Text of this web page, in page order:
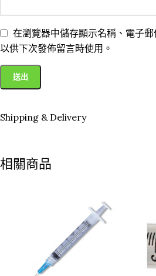
在瀏覽器中儲存顯示名稱、電子郵
以供下次發佈留言時使用。
Shipping & Delivery
相關商品